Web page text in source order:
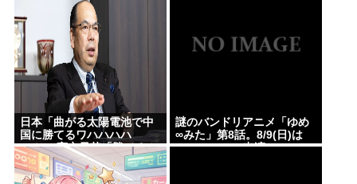
日本「曲がる太陽電池で中
国に勝てるワハハハハ
ハ！」 高市早苗「勝てる！
ガハハハハハハ！」
謎のバンドリアニメ「ゆめ
∞みた」第8話。8/9(日)は
MyGO・RAS出演の